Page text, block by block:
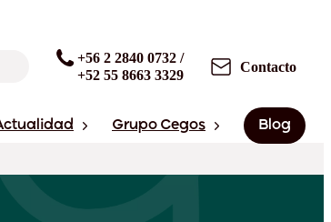
+56 2 2840 0732 /
+52 55 8663 3329
Contacto
Grupo Cegos Blog